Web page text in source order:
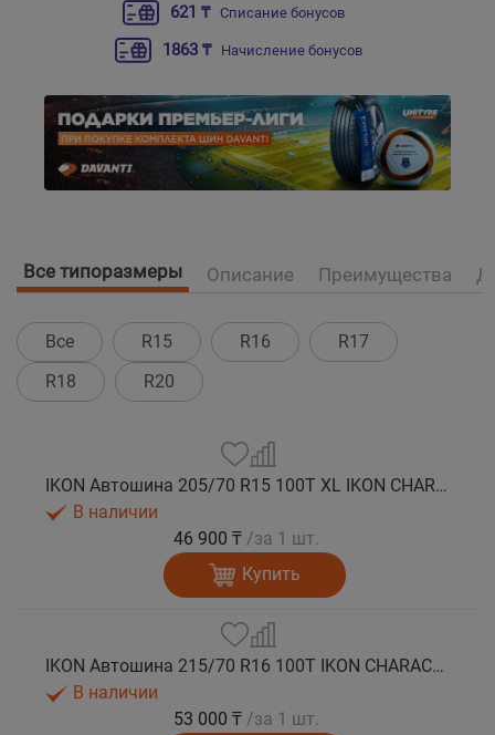
621 ₸ Списание бонусов
1863 ₸ Начисление бонусов
Все типоразмеры Описание Преимущества
Все R15 R16
R17
R18
R20
IKON Автошина 205/70 R15 100T XL IKON CHARACTER ICE 7 SUV шип.
В наличии
46 900 ₸ /за 1 шт.
Купить
IKON Автошина 215/70 R16 100T IKON CHARACTER ICE 7 SUV шип
В наличии
53 000 ₸ /за 1 шт.